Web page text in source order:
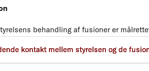
behandling af fusioner er
kontakt mellem styrelsen og de